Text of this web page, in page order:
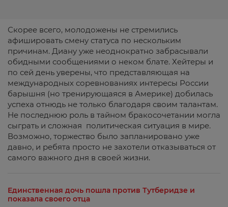
Скорее всего, молодожены не стремились
афишировать смену статуса по нескольким
причинам. Диану уже неоднократно забрасывали
обидными сообщениями о неком блате. Хейтеры и
по сей день уверены, что представляющая на
международных соревнованиях интересы России
барышня (но тренирующаяся в Америке) добилась
успеха отнюдь не только благодаря своим талантам.
Не последнюю роль в тайном бракосочетании могла
сыграть и сложная политическая ситуация в мире.
Возможно, торжество было запланировано уже
давно, и ребята просто не захотели отказываться от
самого важного дня в своей жизни.
Единственная дочь пошла против Тутберидзе и
показала своего отца